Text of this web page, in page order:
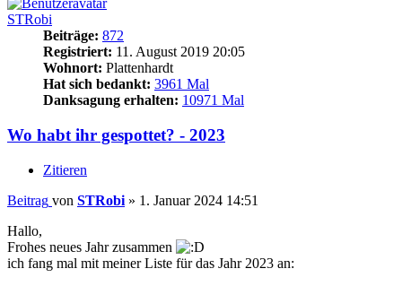
STRobi
Beiträge: 872
Registriert: 11. August 2019 20:05
Wohnort: Plattenhardt
Hat sich bedankt: 3961 Mal
Danksagung erhalten: 10971 Mal
Wo habt ihr gespottet? - 2023
Zitieren
Beitrag von STRobi » 1. Januar 2024 14:51
Hallo,
Frohes neues Jahr zusammen
ich fang mal mit meiner Liste für das Jahr 2023 an: